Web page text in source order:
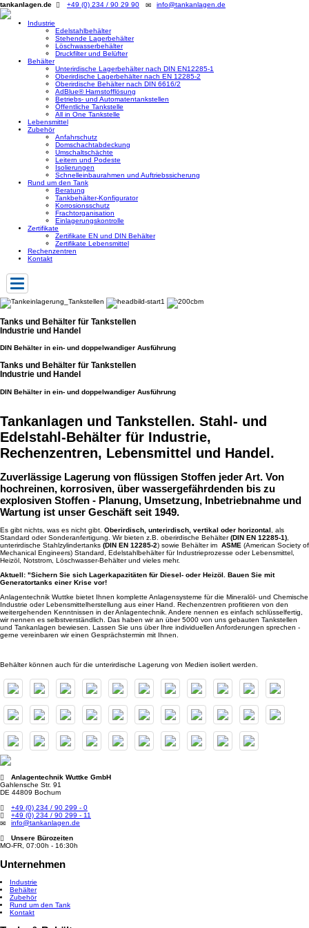
tankanlagen.de +49 (0) 234 / 90 29 90 info@tankanlagen.de
Industrie
Edelstahlbehälter
Stehende Lagerbehälter
Löschwasserbehälter
Druckfilter und Belüfter
Behälter
Unterirdische Lagerbehälter nach DIN EN12285-1
Oberirdische Lagerbehälter nach EN 12285-2
Oberirdische Behälter nach DIN 6616/2
AdBlue® Harnstofflösung
Betriebs- und Automatentankstellen
Öffentliche Tankstelle
All in One Tankstelle
Lebensmittel
Zubehör
Anfahrschutz
Domschachtabdeckung
Umschaltschächte
Leitern und Podeste
Isolierungen
Schnelleinbaurahmen und Auftriebssicherung
Rund um den Tank
Beratung
Tankbehälter-Konfigurator
Korrosionsschutz
Frachtorganisation
Einlagerungskontrolle
Zertifikate
Zertifikate EN und DIN Behälter
Zertifikate Lebensmittel
Rechenzentren
Kontakt
Toggle
navigation
Tanks und Behälter für Tankstellen
Industrie und Handel
DIN Behälter in ein- und doppelwandiger Ausführung
Tanks und Behälter für Tankstellen
Industrie und Handel
DIN Behälter in ein- und doppelwandiger Ausführung
Tankanlagen und Tankstellen. Stahl- und
Edelstahl-Behälter für Industrie,
Rechenzentren, Lebensmittel und Handel.
Zuverlässige Lagerung von flüssigen Stoffen jeder Art. Von
hochreinen, korrosiven, über wassergefährdenden bis zu
explosiven Stoffen - Planung, Umsetzung, Inbetriebnahme und
Wartung ist unser Geschäft seit 1949.
Es gibt nichts, was es nicht gibt. Oberirdisch, unterirdisch, vertikal oder horizontal , als
Standard oder Sonderanfertigung. Wir bieten z.B. oberirdische Behälter(DIN EN 12285-1)
unterirdische Stahlzylindertanks (DIN EN 12285-2) sowie Behälter im ASME (American Society of
Mechanical Engineers) Standard, Edelstahlbehälter für Industrieprozesse oder Lebensmittel,
Heizöl, Notstrom, Löschwasser-Behälter und vieles mehr.
Aktuell: "Sichern Sie sich Lagerkapazitäten für Diesel- oder Heizöl. Bauen Sie mit
Generatortanks einer Krise vor!
Anlagentechnik Wuttke bietet Ihnen komplette Anlagensysteme für die Mineralöl- und Chemische
Industrie oder Lebensmittelherstellung aus einer Hand. Rechenzentren profitieren von den
weitergehenden Kenntnissen in der Anlagentechnik. Andere nennen es einfach schlüsselfertig,
wir nennen es selbstverständlich. Das haben wir an über 5000 von uns gebauten Tankstellen
und Tankanlagen bewiesen. Lassen Sie uns über Ihre individuellen Anforderungen sprechen -
gerne vereinbaren wir einen Gesprächstermin mit Ihnen.
Behälter können auch für die unterirdische Lagerung von Medien isoliert werden.
Anlagentechnik Wuttke GmbH
Gahlensche Str. 91
DE 44809 Bochum
+49 (0) 234 / 90 299 - 0
+49 (0) 234 / 90 299 - 11
info@tankanlagen.de
Unsere Bürozeiten
MO-FR, 07:00h - 16:30h
Unternehmen
Industrie
Behälter
Zubehör
Rund um den Tank
Kontakt